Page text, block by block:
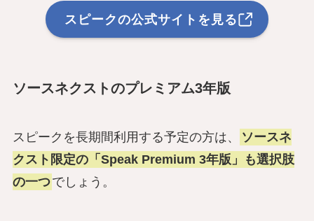
スピークの公式サイトを見る
ソースネクストのプレミアム3年版
スピークを長期間利用する予定の方は、
ソースネ
クスト限定の「Speak Premium 3年版」も選択肢
の一つでしょう。